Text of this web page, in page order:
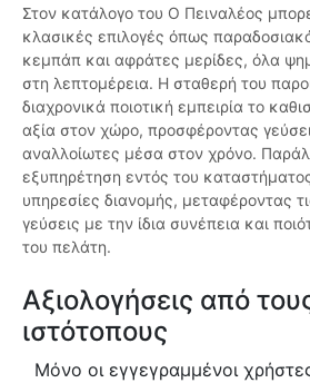
Στον κατάλογο του Ο Πειναλέος
κλασικές επιλογές όπως
κεμπάπ και αφράτες μερίδες, όλα
στη λεπτομέρεια. Η σταθερή του
διαχρονικά ποιοτική εμπειρία το
αξία στον χώρο, προσφέροντας
αναλλοίωτες μέσα στον χρόνο.
εξυπηρέτηση εντός του
υπηρεσίες διανομής, μεταφέροντας
γεύσεις με την ίδια συνέπεια και
του πελάτη.
Αξιολογήσεις από
ιστότοπους
Μόνο οι εγγεγραμμένοι